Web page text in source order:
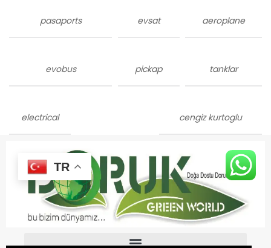
pasaports evsat aeroplane
evobus pickap tanklar
electrical cengiz kurtoglu